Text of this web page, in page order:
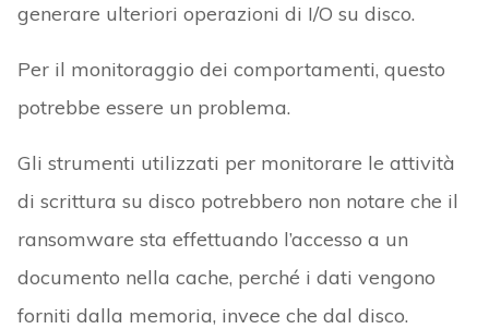
generare ulteriori operazioni di I/O su disco.
Per il monitoraggio dei comportamenti, questo
potrebbe essere un problema.
Gli strumenti utilizzati per monitorare le attività
di scrittura su disco potrebbero non notare che il
ransomware sta effettuando l’accesso a un
documento nella cache, perché i dati vengono
forniti dalla memoria, invece che dal disco.